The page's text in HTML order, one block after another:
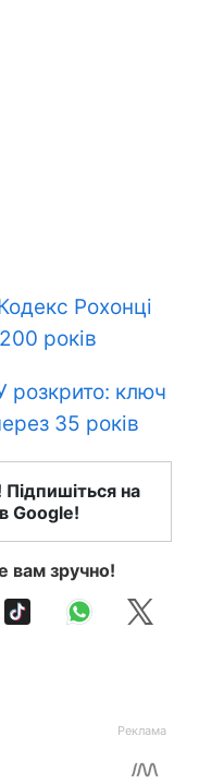
Рохонці
років
розкрито: ключ
35 років
на
Google!
вам зручно!